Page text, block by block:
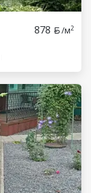
878 /м2